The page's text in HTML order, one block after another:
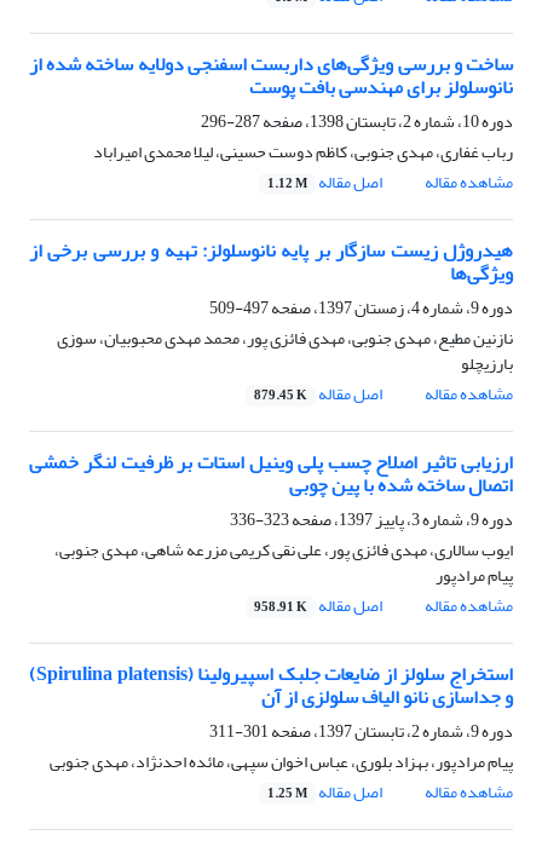
ساخت و بررسی ویژگی‌های داربست اسفنجی دولایه ساخته شده از
نانوسلولز برای مهندسی بافت پوست
دوره 10، شماره 2، تابستان 1398، صفحه
287-296
رباب غفاری، مهدی جنوبی، کاظم دوست حسینی، لیلا محمدی امیراباد
مشاهده مقاله
اصل مقاله 1.12 M
هیدروژل زیست سازگار بر پایه نانوسلولز: تهیه و بررسی برخی از
ویژگی‌ها
دوره 9، شماره 4، زمستان 1397، صفحه
497-509
نازنین مطیع، مهدی جنوبی، مهدی فائزی پور، محمد مهدی محبوبیان، سوزی
بارزیچلو
مشاهده مقاله
اصل مقاله 879.45 K
ارزیابی تاثیر اصلاح چسب پلی وینیل استات بر ظرفیت لنگر خمشی
اتصال‌ ساخته شده با پین چوبی
دوره 9، شماره 3، پاییز 1397، صفحه
323-336
ایوب سالاری، مهدی فائزی پور، علی نقی کریمی مزرعه شاهی، مهدی جنوبی،
پیام مرادپور
مشاهده مقاله
اصل مقاله 958.91 K
استخراج سلولز از ضایعات جلبک اسپیرولینا (Spirulina platensis)
و جداسازی نانو الیاف سلولزی از آن
دوره 9، شماره 2، تابستان 1397، صفحه
301-311
پیام مرادپور، بهزاد بلوری، عباس اخوان سپهی، مائده احدنژاد، مهدی جنوبی
مشاهده مقاله
اصل مقاله 1.25 M